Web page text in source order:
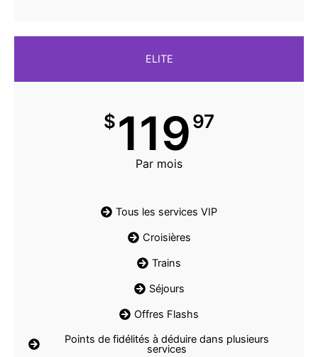
ELITE
$11997
Par mois
Tous les services VIP
Croisières
Trains
Séjours
Offres Flashs
Points de fidélités à déduire dans plusieurs
services